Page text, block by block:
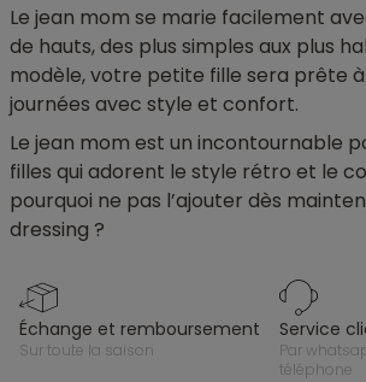
Le jean mom se marie facilement
de hauts, des plus simples aux plus
modèle, votre petite fille sera prête
journées avec style et confort.
Le jean mom est un incontournable
filles qui adorent le style rétro et le
pourquoi ne pas l’ajouter dès
dressing ?
échange et remboursement
sur toute la saison
service
par whatsapp, e-mail ou
téléphone